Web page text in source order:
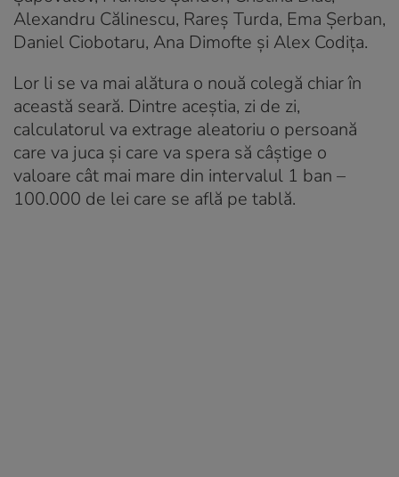
Alexandru Călinescu, Rareș Turda, Ema Șerban,
Daniel Ciobotaru, Ana Dimofte și Alex Codița.
Lor li se va mai alătura o nouă colegă chiar în
această seară. Dintre aceștia, zi de zi,
calculatorul va extrage aleatoriu o persoană
care va juca și care va spera să câștige o
valoare cât mai mare din intervalul 1 ban –
100.000 de lei care se află pe tablă.